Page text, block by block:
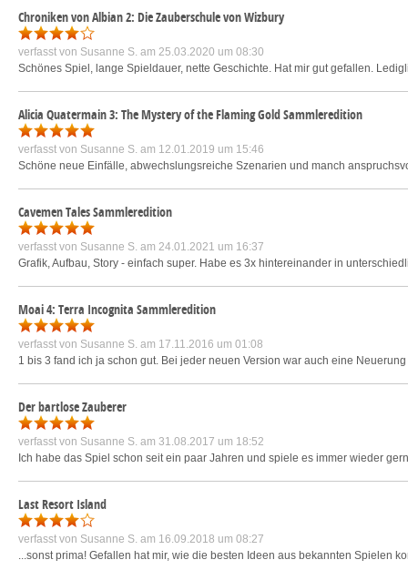
Chroniken von Albian 2: Die Zauberschule von Wizbury
verfasst von Susanne S. am 25.03.2020 um 08:30
Schönes Spiel, lange Spieldauer, nette Geschichte. Hat mir gut gefallen.
Alicia Quatermain 3: The Mystery of the Flaming Gold Sammleredition
verfasst von Susanne S. am 12.01.2019 um 15:46
Schöne neue Einfälle, abwechslungsreiche Szenarien und manch
Cavemen Tales Sammleredition
verfasst von Susanne S. am 24.01.2021 um 16:37
Grafik, Aufbau, Story - einfach super. Habe es 3x hintereinander in
Moai 4: Terra Incognita Sammleredition
verfasst von Susanne S. am 17.11.2016 um 01:08
1 bis 3 fand ich ja schon gut. Bei jeder neuen Version war auch eine
Der bartlose Zauberer
verfasst von Susanne S. am 31.08.2017 um 18:52
Ich habe das Spiel schon seit ein paar Jahren und spiele es immer wieder
Last Resort Island
verfasst von Susanne S. am 16.09.2018 um 08:27
...sonst prima! Gefallen hat mir, wie die besten Ideen aus bekannten Spielen